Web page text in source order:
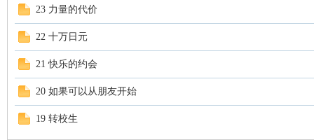
23 力量的代价
22 十万日元
21 快乐的约会
20 如果可以从朋友开始
19 转校生